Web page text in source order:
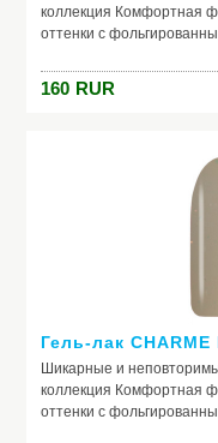
коллекция Комфортная
оттенки с
160 RUR
Гель-лак
Шикарные и
коллекция Комфортная
оттенки с